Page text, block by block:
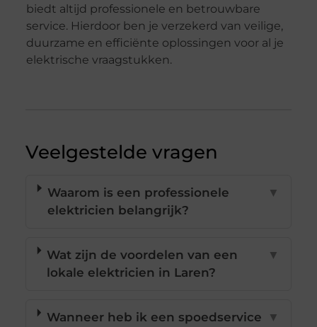
biedt altijd professionele en betrouwbare
service. Hierdoor ben je verzekerd van veilige,
duurzame en efficiënte oplossingen voor al je
elektrische vraagstukken.
Veelgestelde vragen
Waarom is een professionele
elektricien belangrijk?
▼
Wat zijn de voordelen van een
lokale elektricien in Laren?
▼
Wanneer heb ik een spoedservice
▼